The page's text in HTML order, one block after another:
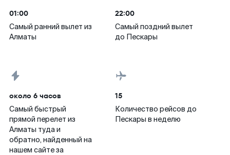
01:00
Самый ранний вылет из
Алматы
22:00
Самый поздний вылет
до Пескары
около 6 часов
Самый быстрый
прямой перелет из
Алматы туда и
обратно, найденный на
нашем сайте за
15
Количество рейсов до
Пескары в неделю